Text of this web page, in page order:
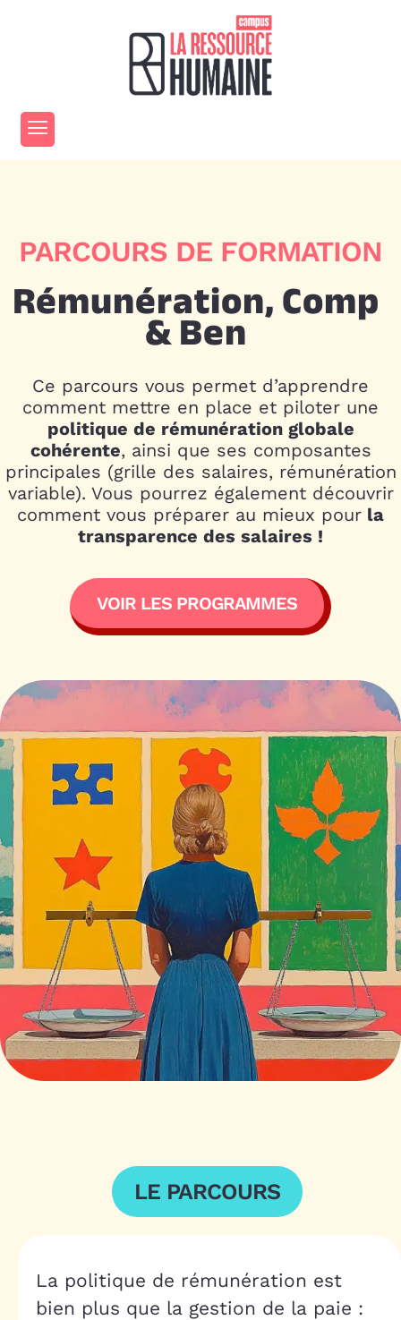
PARCOURS DE FORMATION
Rémunération, Comp
& Ben
Ce parcours vous permet d’apprendre
comment mettre en place et piloter une
politique de rémunération globale
cohérente, ainsi que ses composantes
principales (grille des salaires, rémunération
variable). Vous pourrez également découvrir
comment vous préparer au mieux pour la
transparence des salaires !
VOIR LES PROGRAMMES
LE PARCOURS
La politique de rémunération est
bien plus que la gestion de la paie :